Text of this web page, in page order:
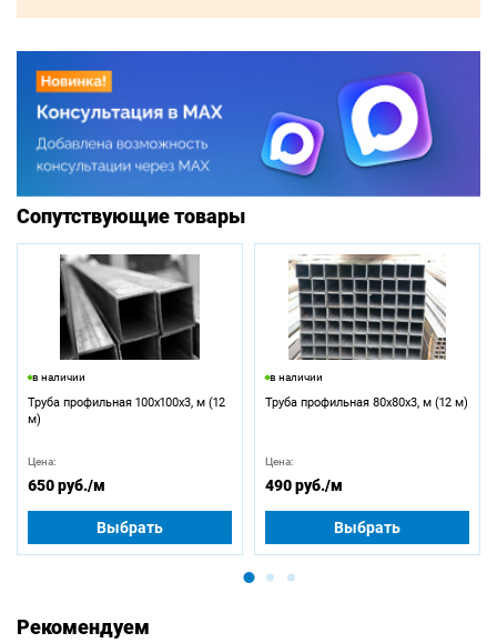
Сопутствующие товары
в наличии
Труба профильная 100х100х3, м (12
м)
Цена:
650 руб./м
Выбрать
в наличии
Труба профильная 80х80х3, м (12 м)
Цена:
490 руб./м
Выбрать
Рекомендуем